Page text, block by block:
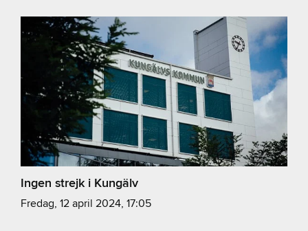
Ingen strejk i Kungälv
fredag, 12 april 2024, 17:05